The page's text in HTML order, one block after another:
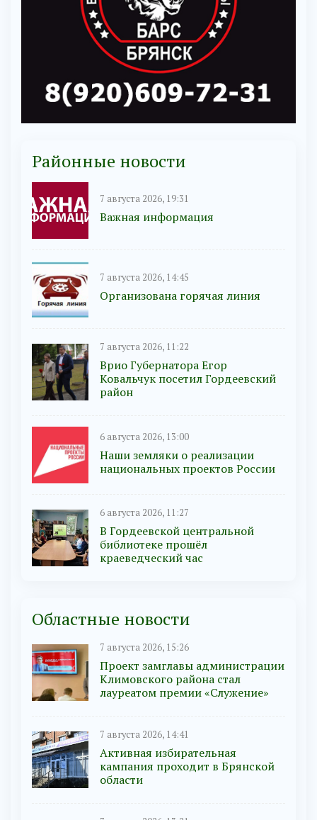
Районные новости
7 августа 2026, 19:31
Важная информация
7 августа 2026, 14:45
Организована горячая линия
7 августа 2026, 11:22
Врио Губернатора Егор
Ковальчук посетил Гордеевский
район
6 августа 2026, 13:00
Наши земляки о реализации
национальных проектов России
6 августа 2026, 11:27
В Гордеевской центральной
библиотеке прошёл
краеведческий час
Областные новости
7 августа 2026, 15:26
Проект замглавы администрации
Климовского района стал
лауреатом премии «Служение»
7 августа 2026, 14:41
Активная избирательная
кампания проходит в Брянской
области